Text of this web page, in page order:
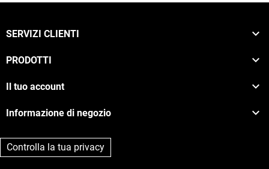
SERVIZI CLIENTI 
PRODOTTI 
Il tuo account 
Informazione di negozio 
Controlla la tua privacy